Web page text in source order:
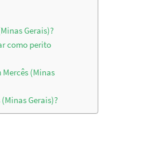
Gerais)?
como perito
(Minas
Gerais)?